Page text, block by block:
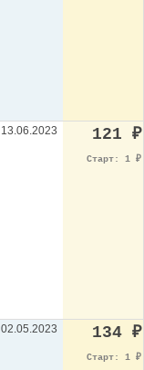
13.06.2023 121 ₽
Старт: 1 ₽
02.05.2023 134 ₽
Старт: 1 ₽